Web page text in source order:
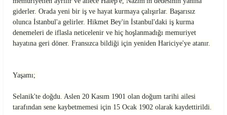
giderler. Orada yeni bir iş ve hayat kurmaya çalışırlar. Başarısız
olunca İstanbul'a gelirler. Hikmet Bey'in İstanbul'daki iş kurma
denemeleri de iflasla neticelenir ve hiç hoşlanmadığı memuriyet
hayatına geri döner. Fransızca bildiği için yeniden Hariciye'ye atanır.
Yaşamı;
Selanik'te doğdu. Aslen 20 Kasım 1901 olan doğum tarihi ailesi
tarafından sene kaybetmemesi için 15 Ocak 1902 olarak kaydettirildi.